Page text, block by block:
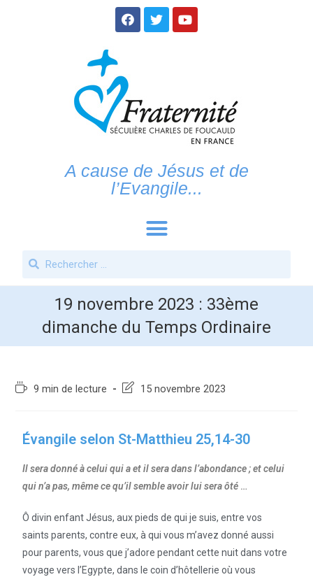
A cause de Jésus et de
l’Evangile...
19 novembre 2023 : 33ème
dimanche du Temps Ordinaire
9 min de lecture 15 novembre 2023
Évangile selon St-Matthieu 25,14-30
Il sera donné à celui qui a et il sera dans l’abondance ; et celui
qui n’a pas, même ce qu’il semble avoir lui sera ôté …
Ô divin enfant Jésus, aux pieds de qui je suis, entre vos
saints parents, contre eux, à qui vous m’avez donné aussi
pour parents, vous que j’adore pendant cette nuit dans votre
voyage vers l’Egypte, dans le coin d’hôtellerie où vous